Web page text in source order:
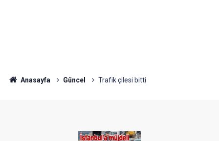
Anasayfa Güncel Trafik çilesi bitti